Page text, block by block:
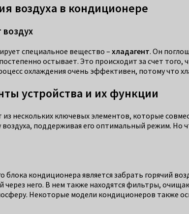
воздуха в кондиционере
воздух
специальное вещество – хладагент. Он
остывает. Это происходит за счет
охлаждения очень эффективен, потому что
устройства и их функции
нескольких ключевых элементов, которые
поддерживая его оптимальный режим.
блока кондиционера является забрать горячий
через него. В нем также находятся фильтры,
Некоторые модели кондиционеров также